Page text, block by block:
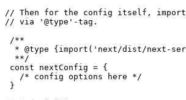
// Add the following line at the
// @ts-check
// Then for the config itself, import
// via '@type'-tag.
/**
* @type {import('next/dist/next-
  **/